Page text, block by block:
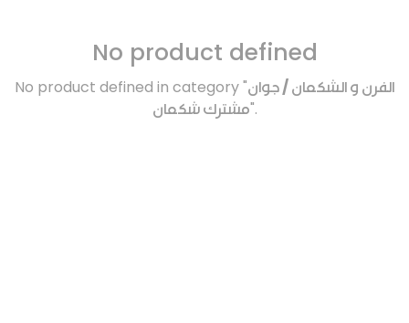
No product defined
No product defined in category "الفرن و الشكمان / جوان
مشترك شكمان".